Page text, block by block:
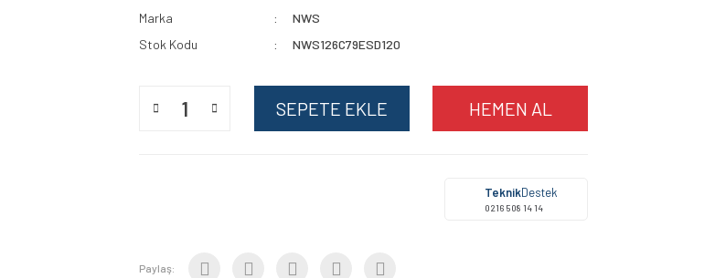
Marka
NWS
Stok Kodu
NWS126C79ESD120
SEPETE EKLE HEMEN AL
TeknikDestek
0216 508 14 14
Paylaş: